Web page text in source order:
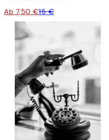
Ab 7,50 €15 €